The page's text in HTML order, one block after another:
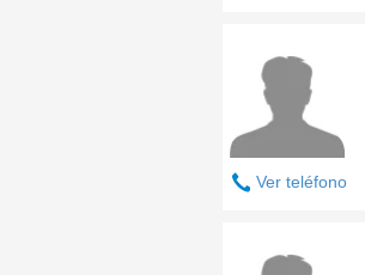
Ver teléfono